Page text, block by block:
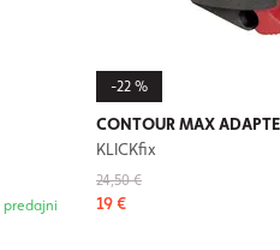
predajni
-22 %
CONTOUR MAX
KLICKfix
24,50 €
19 €